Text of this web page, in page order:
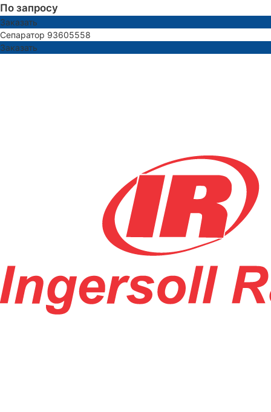
По запросу
Заказать
Сепаратор 93605558
Заказать